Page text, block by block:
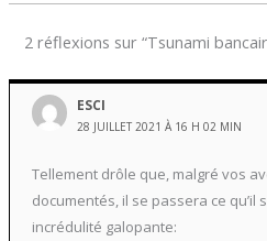
2 réflexions sur “Tsunami
ESCI
28 JUILLET 2021 À 16 H 02 MIN
Tellement drôle que, malgré vos
documentés, il se passera ce qu’il
incrédulité galopante: